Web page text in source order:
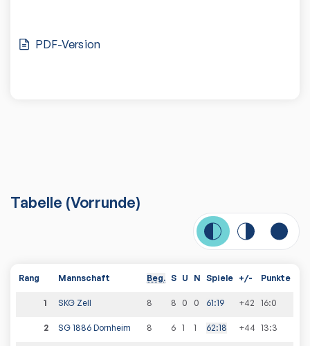
PDF-Version
Tabelle (Vorrunde)
Rang Mannschaft Beg. S U N Spiele +/- Punkte
1 SKG Zell 8 8 0 0 61:19 +42 16:0
2 SG 1886 Dornheim 8 6 1 1 62:18 +44 13:3